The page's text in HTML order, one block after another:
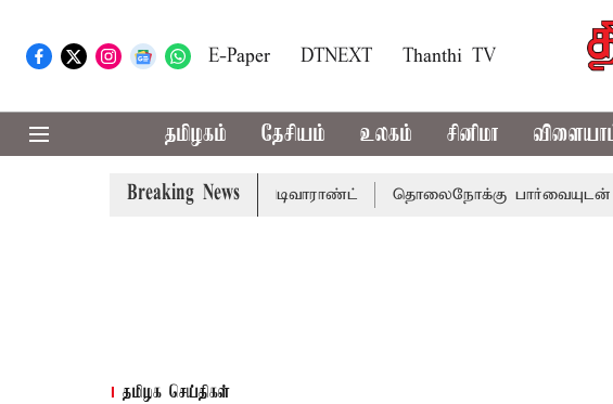
E-Paper DTNEXT Thanthi TV
தமிழகம் தேசியம் உலகம் சினிமா
Breaking News
சென்னை நீதிமன்றம் பிடிவாராண்ட் தொலைநோக்கு பார்வையுடன் கூடிய
தமிழக செய்திகள்